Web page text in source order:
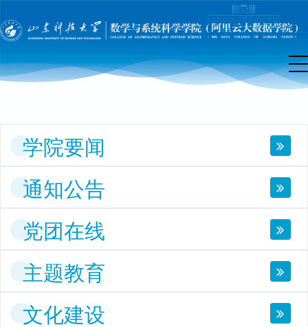
院
页
学院要闻
通知公告
党团在线
主题教育
文化建设